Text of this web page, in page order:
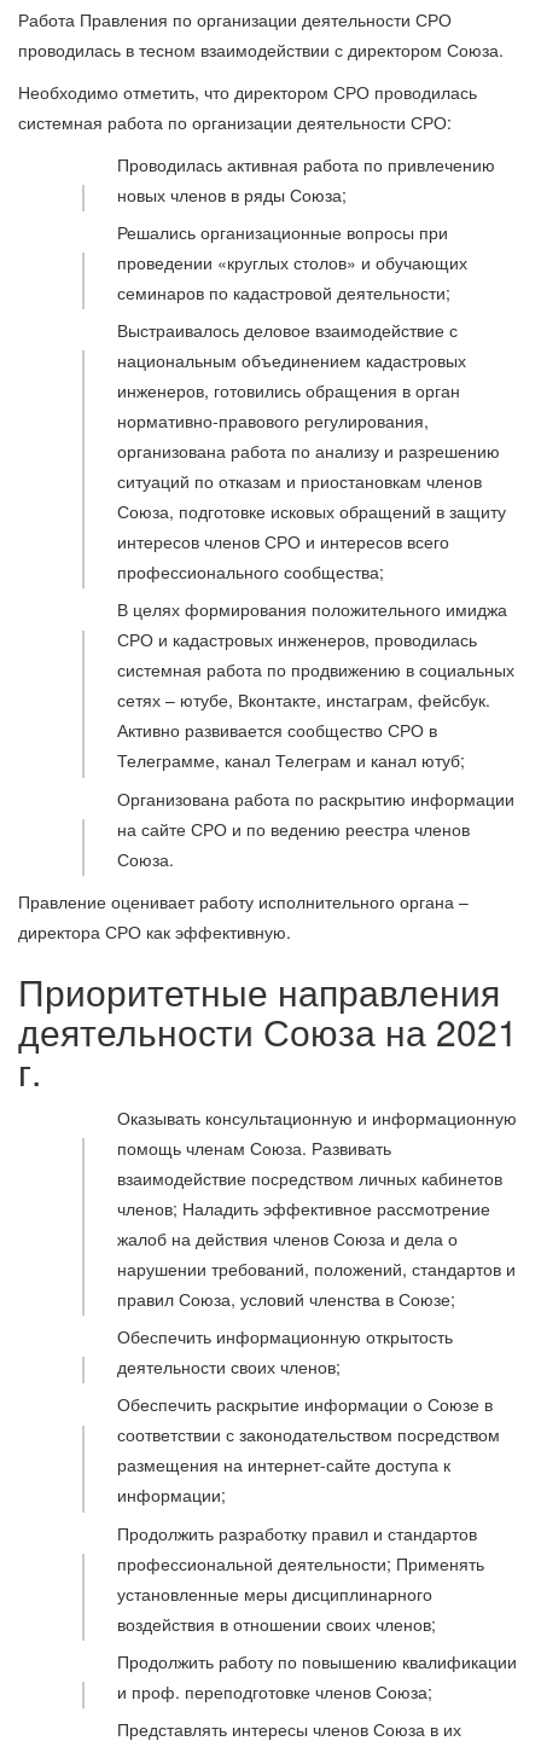
Работа Правления по организации деятельности СРО
проводилась в тесном взаимодействии с директором Союза.
Необходимо отметить, что директором СРО проводилась
системная работа по организации деятельности СРО:
Проводилась активная работа по привлечению
новых членов в ряды Союза;
Решались организационные вопросы при
проведении «круглых столов» и обучающих
семинаров по кадастровой деятельности;
Выстраивалось деловое взаимодействие с
национальным объединением кадастровых
инженеров, готовились обращения в орган
нормативно-правового регулирования,
организована работа по анализу и разрешению
ситуаций по отказам и приостановкам членов
Союза, подготовке исковых обращений в защиту
интересов членов СРО и интересов всего
профессионального сообщества;
В целях формирования положительного имиджа
СРО и кадастровых инженеров, проводилась
системная работа по продвижению в социальных
сетях – ютубе, Вконтакте, инстаграм, фейсбук.
Активно развивается сообщество СРО в
Телеграмме, канал Телеграм и канал ютуб;
Организована работа по раскрытию информации
на сайте СРО и по ведению реестра членов
Союза.
Правление оценивает работу исполнительного органа –
директора СРО как эффективную.
Приоритетные направления
деятельности Союза на 2021
г.
Оказывать консультационную и информационную
помощь членам Союза. Развивать
взаимодействие посредством личных кабинетов
членов; Наладить эффективное рассмотрение
жалоб на действия членов Союза и дела о
нарушении требований, положений, стандартов и
правил Союза, условий членства в Союзе;
Обеспечить информационную открытость
деятельности своих членов;
Обеспечить раскрытие информации о Союзе в
соответствии с законодательством посредством
размещения на интернет-сайте доступа к
информации;
Продолжить разработку правил и стандартов
профессиональной деятельности; Применять
установленные меры дисциплинарного
воздействия в отношении своих членов;
Продолжить работу по повышению квалификации
и проф. переподготовке членов Союза;
Представлять интересы членов Союза в их